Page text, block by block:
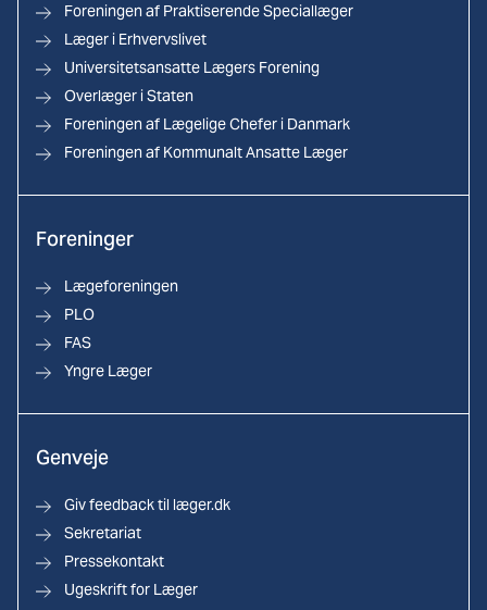
Foreningen af Praktiserende Speciallæger
Læger i Erhvervslivet
Universitetsansatte Lægers Forening
Overlæger i Staten
Foreningen af Lægelige Chefer i Danmark
Foreningen af Kommunalt Ansatte Læger
Foreninger
Lægeforeningen
PLO
FAS
Yngre Læger
Genveje
Giv feedback til læger.dk
Sekretariat
Pressekontakt
Ugeskrift for Læger